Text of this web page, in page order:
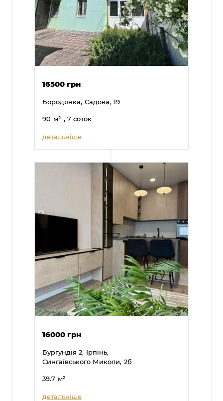
16500 грн
Бородянка, Садова, 19
90 м² , 7 соток
детальніше
16000 грн
Бургундія 2, Ірпінь,
Сингаївського Миколи, 2б
39.7 м²
детальніше